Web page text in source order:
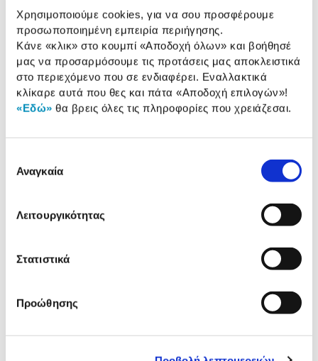
Χρησιμοποιούμε cookies, για να σου προσφέρουμε
προσωποποιημένη εμπειρία περιήγησης.
Κάνε «κλικ» στο κουμπί «Αποδοχή όλων» και βοήθησέ
μας να προσαρμόσουμε τις προτάσεις μας αποκλειστικά
στο περιεχόμενο που σε ενδιαφέρει. Εναλλακτικά
κλίκαρε αυτά που θες και πάτα «Αποδοχή επιλογών»!
«Εδώ» θα βρεις όλες τις πληροφορίες που χρειάζεσαι.
συγκατάθεσης
Αναγκαία
Λειτουργικότητας
Στατιστικά
Προώθησης
Αναλυτική
παρουσίαση
Αναλυτική παρουσίαση
Προδιαγραφές
προϊόντος
Χαρακτηριστικά
Αξιολογήσεις
Δες τι κλίκαραν όσοι είδαν το ίδιο
προϊόν με εσένα!